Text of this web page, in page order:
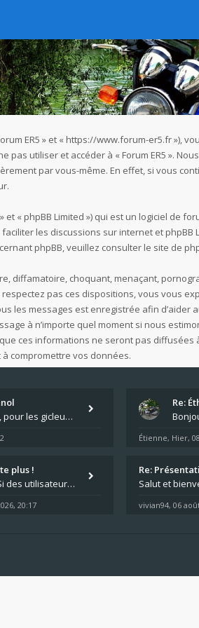
ER5 » et « https://www.forum-er5.fr
utiliser et accéder à « Forum ER5 ».
par vous-même. En effet, si vous
« phpBB Limited ») qui est un logiciel de
les discussions sur internet et
phpBB, veuillez consulter le site de
diffamatoire, choquant, menaçant,
pas ces dispositions, vous vous
les messages est enregistrée afin
à n’importe quel moment si nous
ces informations ne seront pas diffusées
compromettre vos données.
Bonjour, pour les gicleurs, vous avez tout chez Motokristen à Bar sur Aube. https://www.motokristen.fr/ On peut aussi
Re:
Étienne, Hier,
plus !
Bonjour à tous Si des utilisateurs ont des problèmes avec leur moto qui démarre plus, la mienne ne coupe plus :?: - Je
20:17
Re:
Salut et
vivian94, 06